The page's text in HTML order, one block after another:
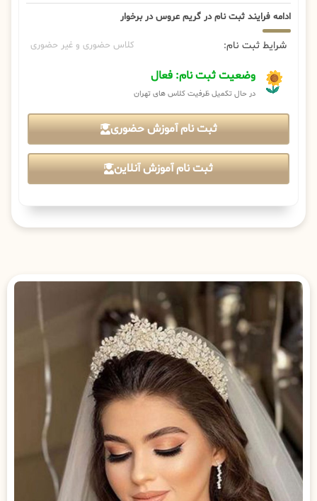
ادامه فرایند ثبت نام در گریم عروس در برخوار
شرایط ثبت نام: کلاس حضوری و غیر حضوری
وضعیت ثبت نام: فعال
در حال تکمیل ظرفیت کلاس های تهران
ثبت نام آموزش حضوری
ثبت نام آموزش آنلاین